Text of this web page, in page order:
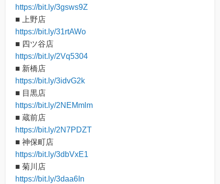
https://bit.ly/3gsws9Z
■ 上野店
https://bit.ly/31rtAWo
■ 四ツ谷店
https://bit.ly/2Vq5304
■ 新橋店
https://bit.ly/3idvG2k
■ 目黒店
https://bit.ly/2NEMmlm
■ 蔵前店
https://bit.ly/2N7PDZT
■ 神保町店
https://bit.ly/3dbVxE1
■ 菊川店
https://bit.ly/3daa6In